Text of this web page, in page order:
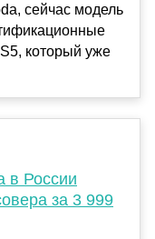
сейчас модель
который уже
в России
за 3 999